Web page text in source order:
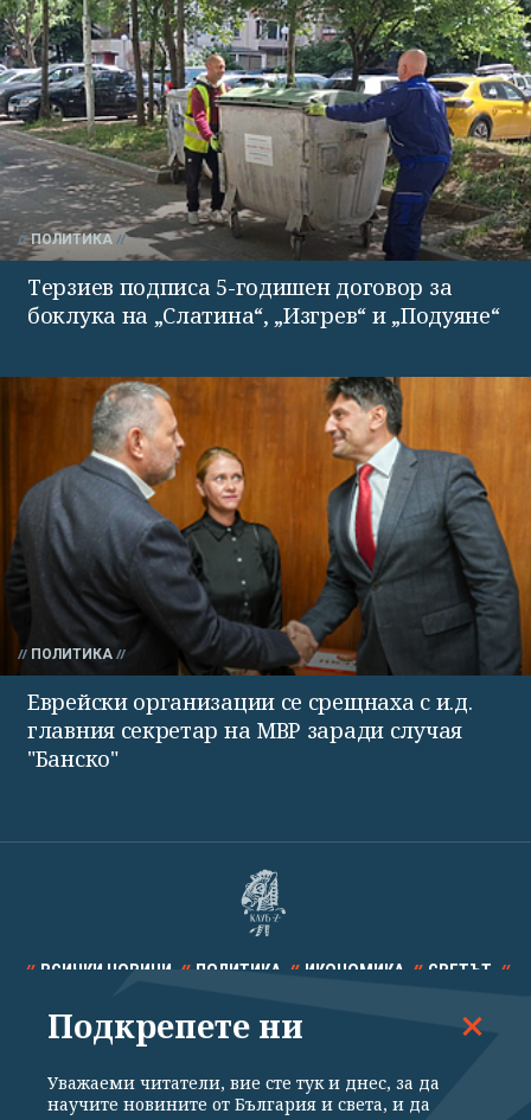
ПОЛИТИКА
Терзиев подписа 5-годишен договор за
боклука на „Слатина“, „Изгрев“ и „Подуяне“
ПОЛИТИКА
Еврейски организации се срещнаха с и.д.
главния секретар на МВР заради случая
"Банско"
ВСИЧКИ НОВИНИ ПОЛИТИКА ИКОНОМИКА СВЕТЪТ
СПОРТ КУЛТУРА ТЕХНОЛОГИИ КАЛЕЙДОСКОП
Подкрепете ни
Уважаеми читатели, вие сте тук и днес, за да
научите новините от България и света, и да